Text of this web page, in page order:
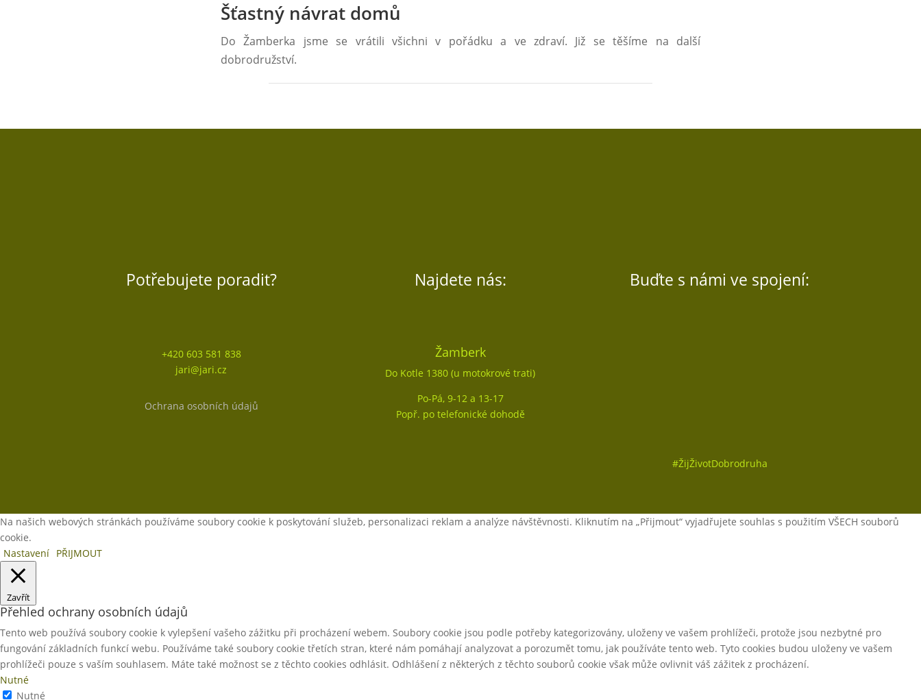
Šťastný návrat domů
Do Žamberka jsme se vrátili všichni v pořádku a ve zdraví. Již se těšíme na další
dobrodružství.
Potřebujete poradit?
+420 603 581 838
jari@jari.cz
Ochrana osobních údajů
Najdete nás:
Žamberk
Do Kotle 1380 (u motokrové trati)
Po-Pá, 9-12 a 13-17
Popř. po telefonické dohodě
Buďte s námi ve spojení:
#ŽijŽivotDobrodruha
Na našich webových stránkách používáme soubory cookie k poskytování služeb, personalizaci reklam a analýze návštěvnosti. Kliknutím na „Přijmout“ vyjadřujete souhlas s použitím VŠECH souborů
cookie.
Nastavení PŘIJMOUT
Zavřít
Přehled ochrany osobních údajů
Tento web používá soubory cookie k vylepšení vašeho zážitku při procházení webem. Soubory cookie jsou podle potřeby kategorizovány, uloženy ve vašem prohlížeči, protože jsou nezbytné pro
fungování základních funkcí webu. Používáme také soubory cookie třetích stran, které nám pomáhají analyzovat a porozumět tomu, jak používáte tento web. Tyto cookies budou uloženy ve vašem
prohlížeči pouze s vaším souhlasem. Máte také možnost se z těchto cookies odhlásit. Odhlášení z některých z těchto souborů cookie však může ovlivnit váš zážitek z procházení.
Nutné
Nutné